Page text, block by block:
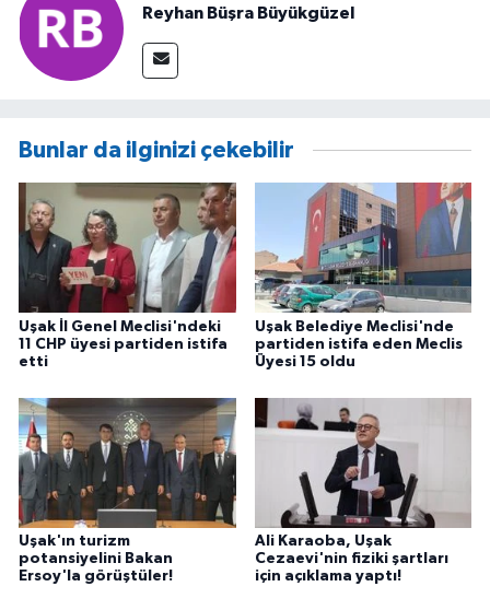
Reyhan Büşra Büyükgüzel
Bunlar da ilginizi çekebilir
Uşak İl Genel Meclisi'ndeki
11 CHP üyesi partiden istifa
etti
Uşak Belediye Meclisi'nde
partiden istifa eden Meclis
Üyesi 15 oldu
Uşak'ın turizm
potansiyelini Bakan
Ersoy'la görüştüler!
Ali Karaoba, Uşak
Cezaevi'nin fiziki şartları
için açıklama yaptı!